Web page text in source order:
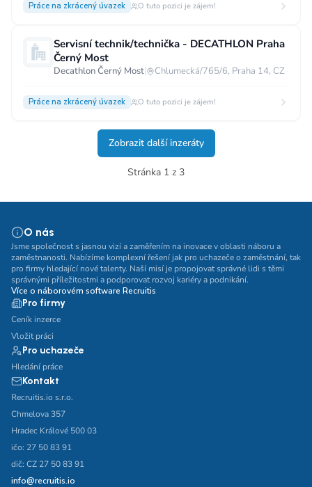
Práce na zkrácený úvazek O tuto pozici je zájem!
Servisní technik/technička - DECATHLON Praha
Černý Most
Decathlon Černý Most| Chlumecká/765/6, Praha 14, CZ
Práce na zkrácený úvazek O tuto pozici je zájem!
Zobrazit další inzeráty
Stránka 1 z 3
O nás
Jsme společnost s jasnou vizí a zaměřením na inovace v oblasti náboru a
zaměstnanosti. Nabízíme komplexní řešení jak pro uchazeče o zaměstnání, tak
pro firmy hledající nové talenty. Naší misí je propojovat správné lidi s těmi
správnými příležitostmi a podporovat rozvoj kariéry a podnikání.
Více o náborovém software Recruitis
Pro firmy
Ceník inzerce
Vložit práci
Pro uchazeče
Hledání práce
Kontakt
Recruitis.io s.r.o.
Chmelova 357
Hradec Králové 500 03
ičo: 27 50 83 91
dič: CZ 27 50 83 91
info@recruitis.io